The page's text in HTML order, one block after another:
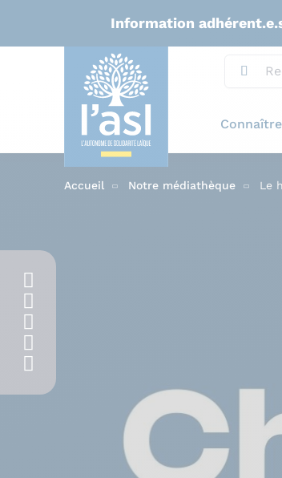
Information
Accueil Notre médiathèque Le